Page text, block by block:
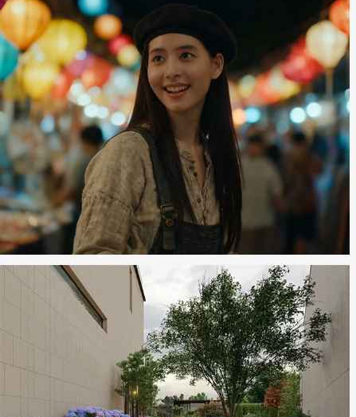
出圈视觉
AIGC动画视频类网站设计
标韵园林